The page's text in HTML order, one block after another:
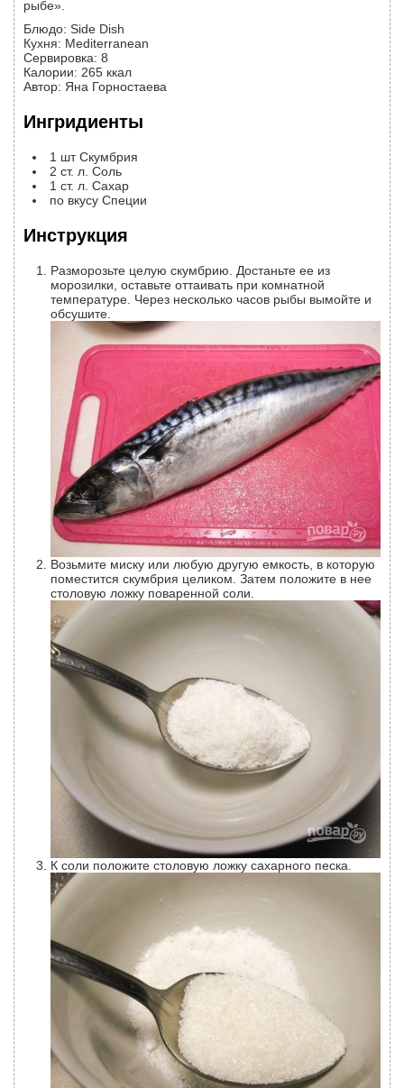
рыбе».
Блюдо: Side Dish
Кухня: Mediterranean
Сервировка: 8
Калории: 265 ккал
Автор: Яна Горностаева
Ингридиенты
1 шт Скумбрия
2 ст. л. Соль
1 ст. л. Сахар
по вкусу Специи
Инструкция
Разморозьте целую скумбрию. Достаньте ее из
морозилки, оставьте оттаивать при комнатной
температуре. Через несколько часов рыбы вымойте и
обсушите.
Возьмите миску или любую другую емкость, в которую
поместится скумбрия целиком. Затем положите в нее
столовую ложку поваренной соли.
К соли положите столовую ложку сахарного песка.